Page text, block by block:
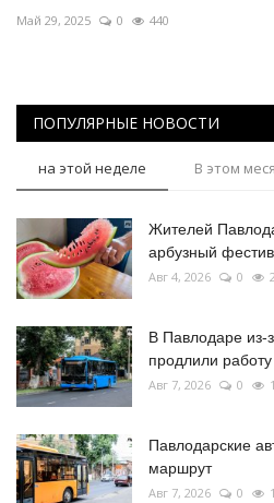
Май 29, 2025 0 440
ПОПУЛЯРНЫЕ НОВОСТИ
на этой неделе В этом
Жителей
арбузный
Авг 4, 2026 0
В Павлодаре из-
продлили работу
Авг 7, 2026 0
Павлодарские
маршрут
Авг 7, 2026 0